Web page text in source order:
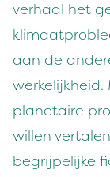
verhaal het
aan de
planetaire
willen
begrijpelijke